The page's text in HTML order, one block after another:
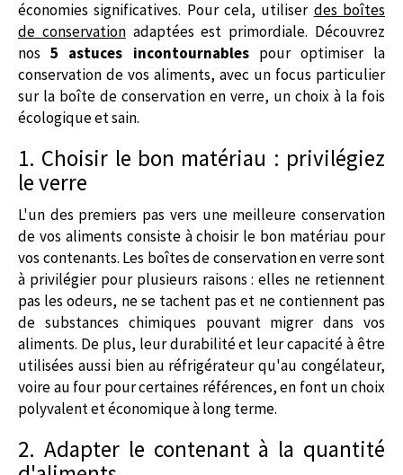
économies significatives. Pour cela, utiliser des boîtes
de conservationadaptées est primordiale. Découvrez
nos 5 astuces incontournablespour optimiser la
conservation de vos aliments, avec un focus particulier
sur la boîte de conservation en verre, un choix à la fois
écologique et sain.
1. Choisir le bon matériau : privilégiez
le verre
L'un des premiers pas vers une meilleure conservation
de vos aliments consiste à choisir le bon matériau pour
vos contenants. Les boîtes de conservation en verresont
à privilégier pour plusieurs raisons : elles ne retiennent
pas les odeurs, ne se tachent pas et ne contiennent pas
de substances chimiques pouvant migrer dans vos
aliments. De plus, leur durabilité et leur capacité à être
utilisées aussi bien au réfrigérateur qu'au congélateur,
voire au four pour certaines références, en font un choix
polyvalent et économique à long terme.
2. Adapter le contenant à la quantité